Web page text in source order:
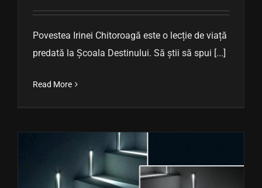
Povestea Irinei Chitoroagă este o lecție de viață
predată la Școala Destinului. Să știi să spui [...]
Read More